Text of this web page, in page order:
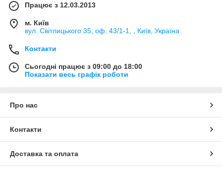
Працює з 12.03.2013
м. Київ
вул. Світлицького 35, оф. 43/1-1, , Київ, Україна
Контакти
Сьогодні працює з 09:00 до 18:00
Показати весь графік роботи
Про нас
Контакти
Доставка та оплата